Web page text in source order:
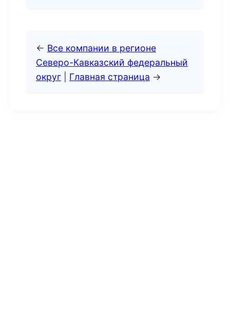
← Все компании в регионе
Северо-Кавказский федеральный
округ
Главная страница →